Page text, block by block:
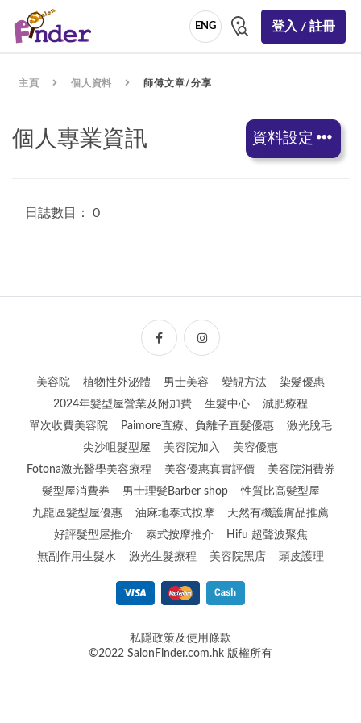
ENG 登入 / 註冊
主頁 個人資料 師傅文章/分享
個人專業資訊 資料設定
日誌數目： 0
美容院 植物性外泌體 男士美容 變靚方法
染髮優惠
2024年髮型屋營業及附加費
生髮中心
減肥療程
單次收費美容院
Paimore直療、負離子直髮優惠
激光脫毛
尖沙咀髮型屋
美容院加入
美容優惠
Fotona激光醫學美容療程
美容優惠真實評價
美容院消費券
髮型屋消費券
男士理髮Barber shop
性質比高髮型屋
九龍區髮型屋優惠
油麻地泰式按摩
天然有機護膚品推薦
好評髮型屋推介
泰式按摩推介
Hifu 超聲波聚焦
無副作用生髮水
激光生髮療程 美容院黑店 頭皮護理
私隱政策及使用條款
©2022 SalonFinder.com.hk 版權所有